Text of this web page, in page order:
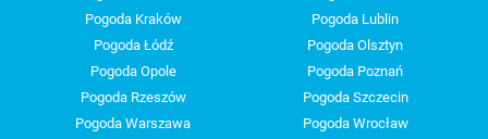
Pogoda Kraków
Pogoda Lublin
Pogoda Łódź
Pogoda Olsztyn
Pogoda Opole
Pogoda Poznań
Pogoda Rzeszów
Pogoda Szczecin
Pogoda Warszawa
Pogoda Wrocław